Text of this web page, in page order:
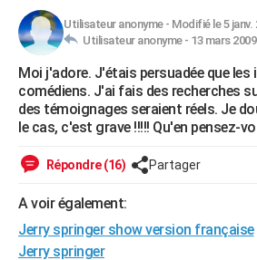
Retraite
Impôts
Epargne
Immobilier
Risques naturels par ville
Banque
Assurance
Crédit
AUTO
Essais
Réserver un essai
Citadines
Berlines
SUV
Forum auto
HIGH-TECH
Mobiles
Meilleur smartphone
Internet
Ordinateurs
Jeux vidéo
Guide high-tech
+BRICOLAGE
Forum
Aménagement intérieur
Extérieur
Cuisine
Salle de bains
Jardinage
Rangement
WEEK-END
Guides de France
Escapades
Patrimoine
Expositions
Musées
Week-end nature
LIFESTYLE
Art de vivre
Bien-être
Loisirs
Mode
Modes de vie
SANTE
Alimentation
Guide de la santé
Maladies
Médicaments
Sommeil
VOYAGE
Utilisateur anonyme- Modifié le 5 janv.
Utilisateur anonyme - 13 mars
Moi j'adore. J'étais persuadée que
comédiens. J'ai fais des recherches
des témoignages seraient réels. Je
le cas, c'est grave !!!!! Qu'en pensez-
Répondre (16) Partager
A voir également:
Jerry springer show version française
Jerry springer